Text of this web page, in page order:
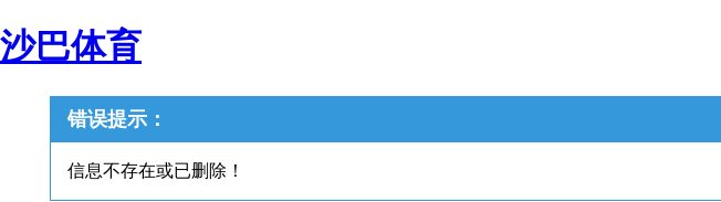
沙巴体育
错误提示：
信息不存在或已删除！